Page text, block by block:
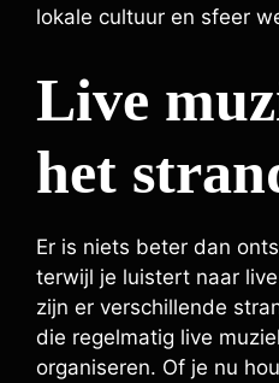
lokale cultuur en sfeer
Live
het
Er is niets beter dan
terwijl je luistert naar
zijn er verschillende
die regelmatig live
organiseren. Of je nu